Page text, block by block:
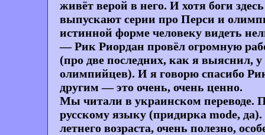
живёт верой в него. И хотя боги
выпускают серии про Перси и
истинной форме человеку видеть
— Рик Риордан провёл огромную
(про две последних, как я выяснил,
олимпийцев). И я говорю спасибо
другим — это очень, очень ценно.
Мы читали в украинском переводе.
русскому языку (придирка mode,
летнего возраста, очень полезно,